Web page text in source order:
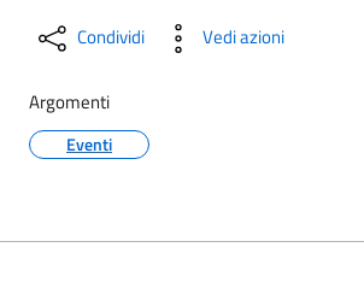
Condividi Vedi azioni
Argomenti
Eventi